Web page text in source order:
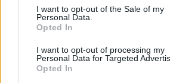
consent section.
I want to opt-out of the Sale of my
Personal Data.
Opted In
I want to opt-out of processing my
Personal Data for Targeted
Opted In
másolata.
A munkakör betölthetőségének
szeptember 1.